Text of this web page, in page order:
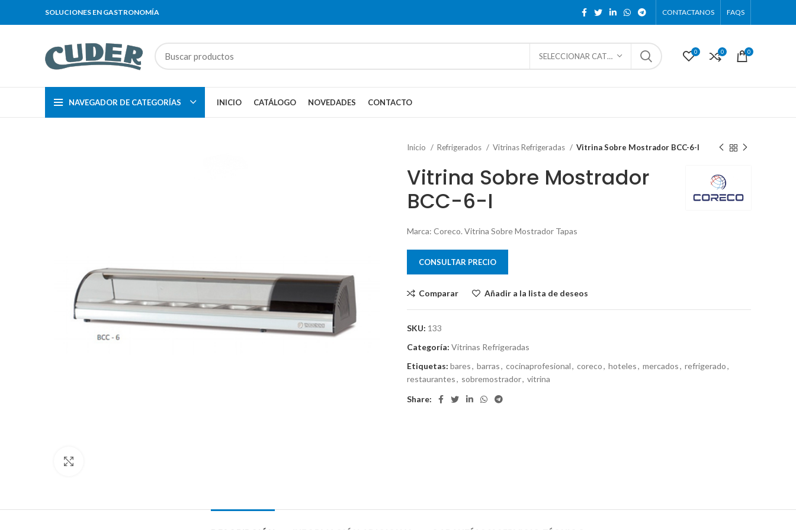
SOLUCIONES EN GASTRONOMÍA CONTACTANOS FAQS
SELECCIONAR CATEGORÍA 0 0 0
NAVEGADOR DE CATEGORÍAS INICIO CATÁLOGO NOVEDADES CONTACTO
Inicio Refrigerados Vitrinas Refrigeradas Vitrina Sobre Mostrador BCC-6-I
Vitrina Sobre Mostrador
BCC-6-I
Marca: Coreco. Vitrina Sobre Mostrador Tapas
CONSULTAR PRECIO
Comparar Añadir a la lista de deseos
SKU: 133
Categoría: Vitrinas Refrigeradas
Etiquetas: bares, barras, cocinaprofesional, coreco, hoteles, mercados, refrigerado,
restaurantes, sobremostrador, vitrina
Share: